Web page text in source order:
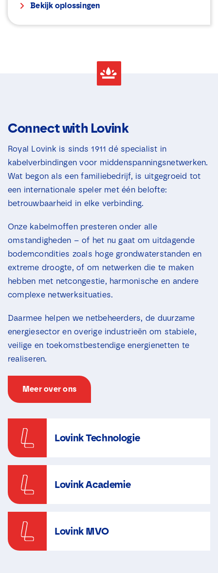
Bekijk oplossingen
Connect with Lovink
Royal Lovink is sinds 1911 dé specialist in
kabelverbindingen voor middenspanningsnetwerken.
Wat begon als een familiebedrijf, is uitgegroeid tot
een internationale speler met één belofte:
betrouwbaarheid in elke verbinding.
Onze kabelmoffen presteren onder alle
omstandigheden – of het nu gaat om uitdagende
bodemcondities zoals hoge grondwaterstanden en
extreme droogte, of om netwerken die te maken
hebben met netcongestie, harmonische en andere
complexe netwerksituaties.
Daarmee helpen we netbeheerders, de duurzame
energiesector en overige industrieën om stabiele,
veilige en toekomstbestendige energienetten te
realiseren.
Meer over ons
Lovink Technologie
Lovink Academie
Lovink MVO